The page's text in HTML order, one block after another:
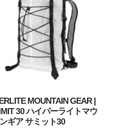
MOUNTAIN GEAR |
30 ハイパーライトマウ
ギア サミット30